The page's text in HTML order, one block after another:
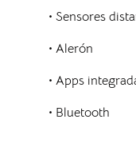
• Sensores
• Alerón
• Apps
• Bluetooth